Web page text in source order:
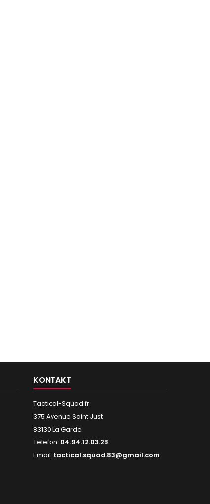
KONTAKT
Tactical-Squad.fr
375 Avenue Saint Just
83130 La Garde
Telefon: 04.94.12.03.28
Email: tactical.squad.83@gmail.com